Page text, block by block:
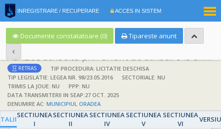
INREGISTRARE / RECUPERARE ACCES IN SISTEM
Documente constatatoare (0) Tipareste anunt
Achizitie atribuita prin anunt de atribuire la anunt de participare
RETRAS
TIP PROCEDURA: LICITATIE DESCHISA
TIP LEGISLATIE: LEGEA NR. 98/23.05.2016
SECTORIALE: NU
TRIMIS LA JOUE: NU
PPP: NU
DATA TRANSMITERII IN SEAP:27 OCT. 2025
DENUMIRE AC: MUNICIPIUL ORADEA
SECTIUNEA
I
SECTIUNEA
II
SECTIUNEA
IV
SECTIUNEA
V
SECTIUNEA
VI
DETALII